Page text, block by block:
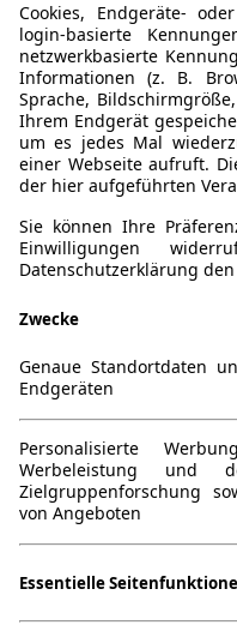
Cookies, Endgeräte-
login-basierte
netzwerkbasierte
Informationen (z. B.
Sprache,
Ihrem Endgerät
um es jedes Mal
einer Webseite aufruft.
der hier aufgeführten
Sie können Ihre
Einwilligungen
Datenschutzerklärung
Zwecke
Genaue Standortdaten
Endgeräten
Personalisierte
Werbeleistung und
Zielgruppenforschung
von Angeboten
Essentielle